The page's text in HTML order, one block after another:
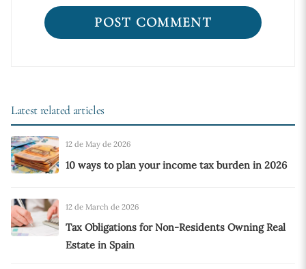
Latest related articles
12 de May de 2026
10 ways to plan your income tax burden in 2026
12 de March de 2026
Tax Obligations for Non-Residents Owning Real
Estate in Spain